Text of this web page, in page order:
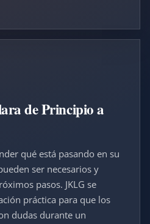
de Principio a
qué está pasando en su
ser necesarios y
pasos. JKLG se
práctica para que los
dudas durante un